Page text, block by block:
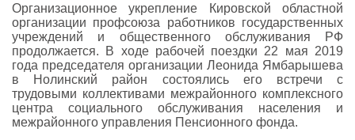
Организационное укрепление Кировской областной
организации профсоюза работников государственных
учреждений и общественного обслуживания РФ
продолжается. В ходе рабочей поездки 22 мая 2019
года председателя организации Леонида Ямбарышева
в Нолинский район состоялись его встречи с
трудовыми коллективами межрайонного комплексного
центра социального обслуживания населения и
межрайонного управления Пенсионного фонда.